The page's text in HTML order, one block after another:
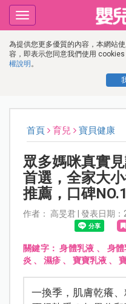
為提供您更多優質的內容，本網站
容，即表示您同意我們使用
權說明 。
Toggle
navigation
首頁 育兒 寶貝健康
眾多媽咪真實
首選，全家大
推薦，口碑NO.1
作者： 高旻君 | 發表日期
關鍵字：身體乳液 、 身
炎 、 濕疹、 寶寶乳液、
一換季，肌膚乾癢